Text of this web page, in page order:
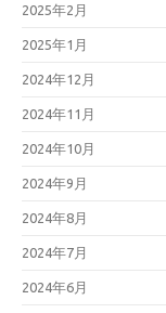
2025年2月
2025年1月
2024年12月
2024年11月
2024年10月
2024年9月
2024年8月
2024年7月
2024年6月